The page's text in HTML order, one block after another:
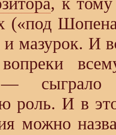
(«под
мазурок. И
роль. И в
можно